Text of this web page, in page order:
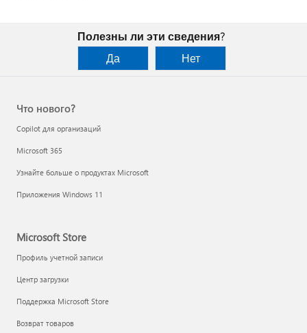
Полезны ли эти сведения?
Да
Нет
Что нового?
Copilot для организаций
Microsoft 365
Узнайте больше о продуктах Microsoft
Приложения Windows 11
Microsoft Store
Профиль учетной записи
Центр загрузки
Поддержка Microsoft Store
Возврат товаров